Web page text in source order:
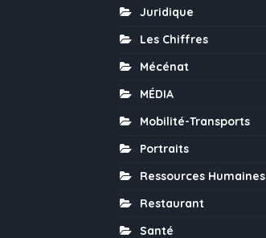
Juridique
Les Chiffres
Mécénat
MÉDIA
Mobilité-Transports
Portraits
Ressources Humaines
Restaurant
Santé